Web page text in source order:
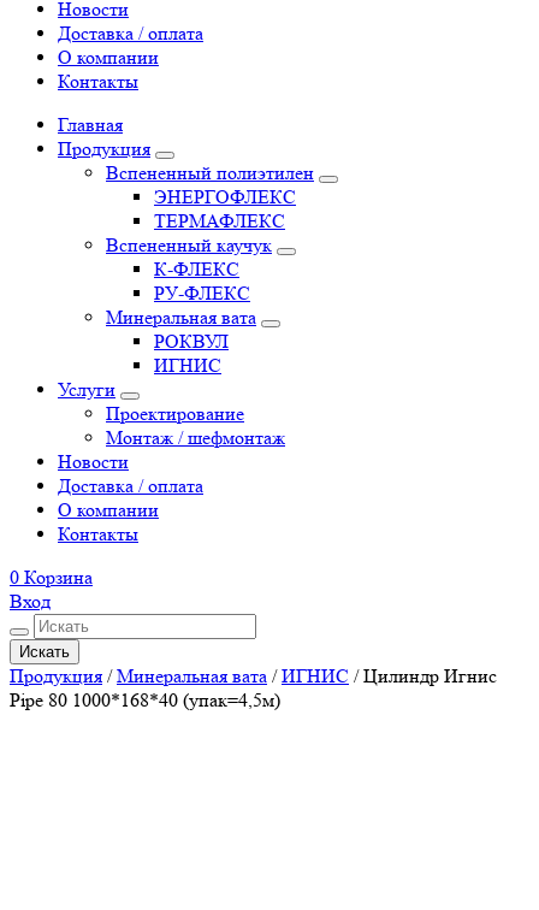
Новости
Доставка / оплата
О компании
Контакты
Главная
Продукция
Вспененный полиэтилен
ЭНЕРГОФЛЕКС
ТЕРМАФЛЕКС
Вспененный каучук
К-ФЛЕКС
РУ-ФЛЕКС
Минеральная вата
РОКВУЛ
ИГНИС
Услуги
Проектирование
Монтаж / шефмонтаж
Новости
Доставка / оплата
О компании
Контакты
0 Корзина
Вход
Искать
Продукция /Минеральная вата /ИГНИС /Цилиндр Игнис
Pipe 80 1000*168*40 (упак=4,5м)